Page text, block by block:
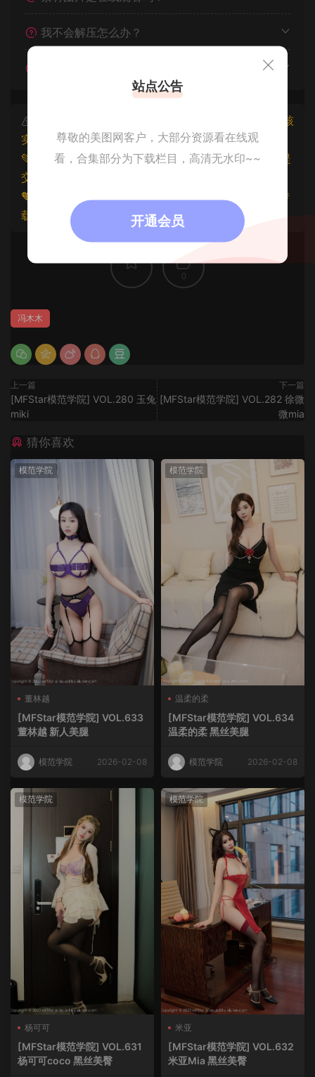
我不会解压怎么办？
本文资源仅供个人参考学习，请勿批量搬运，一经核
实将封禁账号权限！
💚本文资源均来源网友分享，若侵犯了您的权益可以提
交工单处理。
🧡原文链接：
，转
载请注明出处。
0
冯木木
上一篇
[MFStar模范学院] VOL.280 玉兔
miki
下一篇
[MFStar模范学院] VOL.282 徐微
微mia
猜你喜欢
模范学院
董林越
[MFStar模范学院] VOL.633
董林越 新人美腿
模范学院 2026-02-08
模范学院
温柔的柔
[MFStar模范学院] VOL.634
温柔的柔 黑丝美腿
模范学院 2026-02-08
模范学院
杨可可
[MFStar模范学院] VOL.631
杨可可coco 黑丝美臀
模范学院
米亚
[MFStar模范学院] VOL.632
米亚Mia 黑丝美臀
站点公告
尊敬的美图网客户，大部分资源看在线观
看，合集部分为下载栏目，高清无水印~~
开通会员